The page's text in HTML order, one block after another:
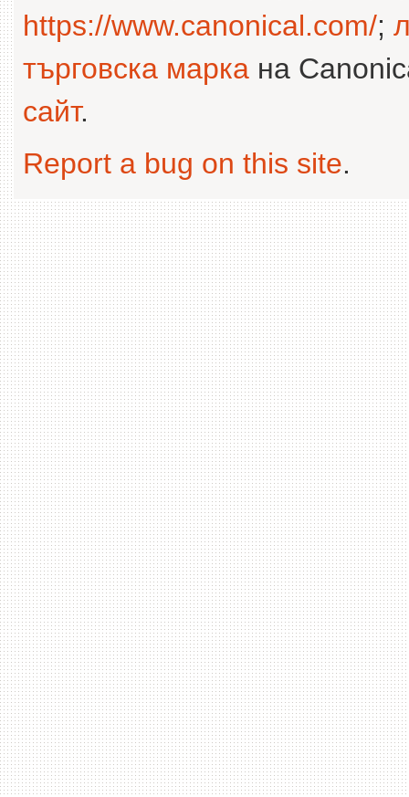
https://www.canonical.com/;
търговска марка на
сайт.
Report a bug on this site.